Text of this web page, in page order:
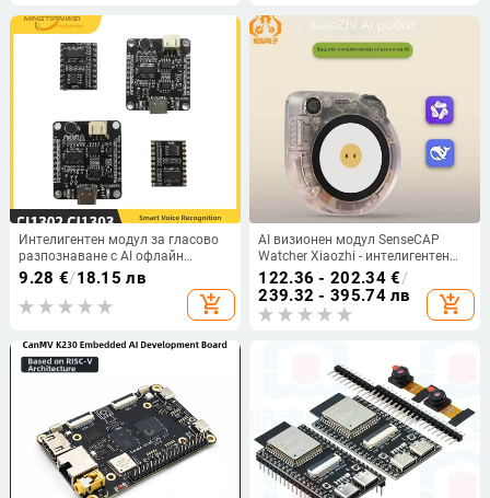
Интелигентен модул за гласово
разпознаване с AI офлайн
разпознаване, развойна платка
за вградени системи, локално
внедряване (модел с мишка)
9.28 €/18.15 лв
add_shopping_cart
AI визионен модул SenseCAP
Watcher Xiaozhi - интелигентен
гласов асистент
122.36 - 202.34€/
239.32 - 395.74 лв
add_shopping_cart